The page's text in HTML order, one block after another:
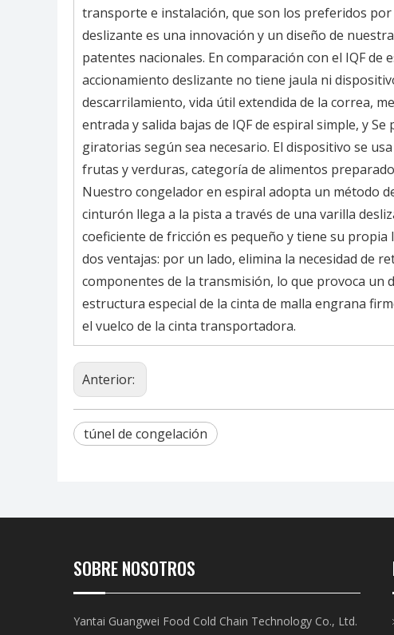
transporte e instalación, que son los preferidos
deslizante es una innovación y un diseño de
patentes nacionales. En comparación con el IQF
accionamiento deslizante no tiene jaula ni
descarrilamiento, vida útil extendida de la correa,
entrada y salida bajas de IQF de espiral simple, y
giratorias según sea necesario. El dispositivo se
frutas y verduras, categoría de alimentos
Nuestro congelador en espiral adopta un método
cinturón llega a la pista a través de una varilla
coeficiente de fricción es pequeño y tiene su
dos ventajas: por un lado, elimina la necesidad de
componentes de la transmisión, lo que provoca un
estructura especial de la cinta de malla engrana
el vuelco de la cinta transportadora.
Anterior:
túnel de congelación
SOBRE NOSOTROS
Yantai Guangwei Food Cold Chain Technology Co., Ltd.